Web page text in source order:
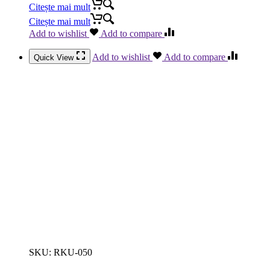
Citește mai mult
Citește mai mult
Add to wishlist
Add to compare
Quick View Add to wishlist Add to compare
SKU: RKU-050